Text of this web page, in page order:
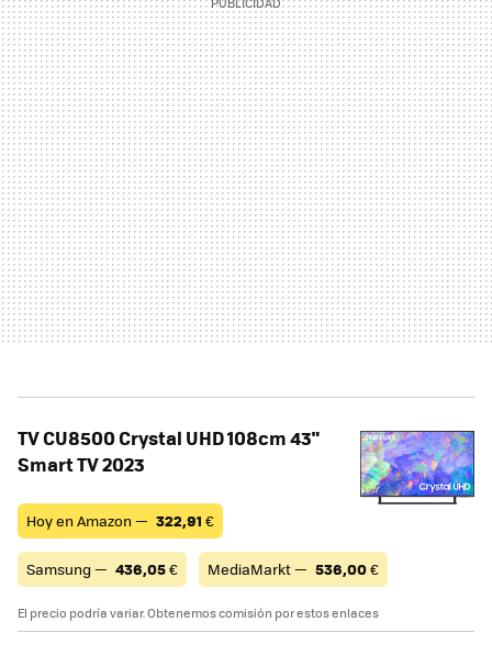
TV CU8500 Crystal UHD 108cm 43"
Smart TV 2023
Hoy en Amazon — 322,91 €
Samsung — 436,05€ MediaMarkt — 536,00€
El precio podría variar. Obtenemos comisión por estos enlaces